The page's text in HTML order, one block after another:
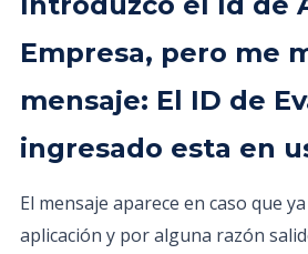
Empresa, pero me
mensaje: El ID de
ingresado esta en
El mensaje aparece en caso que
aplicación y por alguna razón